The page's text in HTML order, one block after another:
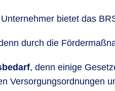
bietet das
durch die
, denn einige
Versorgungsordnungen